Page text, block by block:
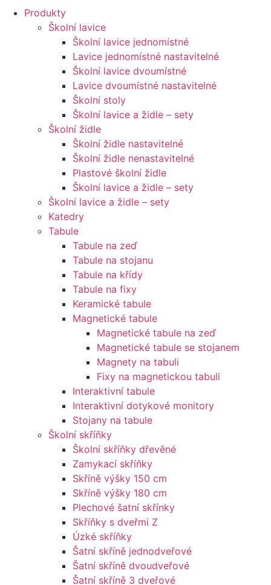
Produkty
Školní lavice
Školní lavice jednomístné
Lavice jednomístné nastavitelné
Školní lavice dvoumístné
Lavice dvoumístné nastavitelné
Školní stoly
Školní lavice a židle – sety
Školní židle
Školní židle nastavitelné
Školní židle nenastavitelné
Plastové školní židle
Školní lavice a židle – sety
Školní lavice a židle – sety
Katedry
Tabule
Tabule na zeď
Tabule na stojanu
Tabule na křídy
Tabule na fixy
Keramické tabule
Magnetické tabule
Magnetické tabule na zeď
Magnetické tabule se stojanem
Magnety na tabuli
Fixy na magnetickou tabuli
Interaktivní tabule
Interaktivní dotykové monitory
Stojany na tabule
Školní skříňky
Školní skříňky dřevěné
Zamykací skříňky
Skříně výšky 150 cm
Skříně výšky 180 cm
Plechové šatní skřínky
Skříňky s dveřmi Z
Úzké skříňky
Šatní skříně jednodveřové
Šatní skříně dvoudveřové
Šatní skříně 3 dveřové